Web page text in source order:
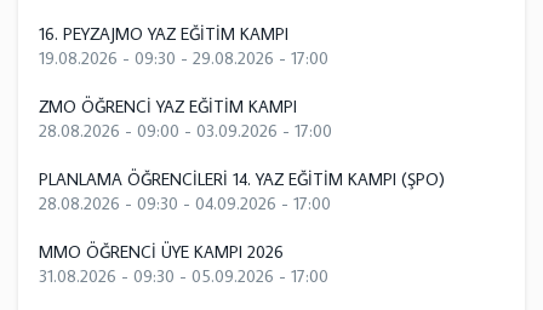
16. PEYZAJMO YAZ EĞİTİM KAMPI
19.08.2026 - 09:30 - 29.08.2026 - 17:00
ZMO ÖĞRENCİ YAZ EĞİTİM KAMPI
28.08.2026 - 09:00 - 03.09.2026 - 17:00
PLANLAMA ÖĞRENCİLERİ 14. YAZ EĞİTİM KAMPI (ŞPO)
28.08.2026 - 09:30 - 04.09.2026 - 17:00
MMO ÖĞRENCİ ÜYE KAMPI 2026
31.08.2026 - 09:30 - 05.09.2026 - 17:00